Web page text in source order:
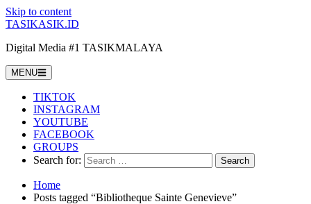
Skip to content
TASIKASIK.ID
Digital Media #1 TASIKMALAYA
MENU
TIKTOK
INSTAGRAM
YOUTUBE
FACEBOOK
GROUPS
Search for:
Home
Posts tagged “Bibliotheque Sainte Genevieve”